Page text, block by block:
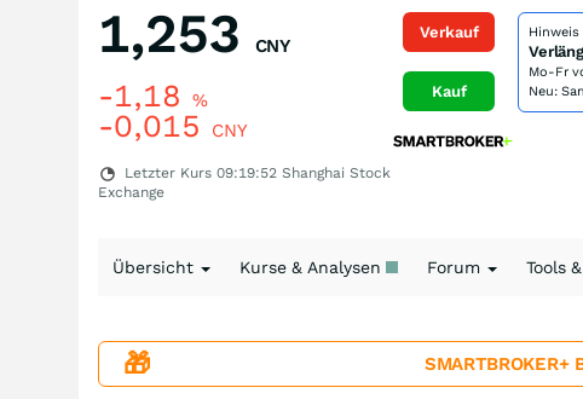
1,253 CNY
-1,18 %
-0,015 CNY
Letzter Kurs 09:19:52 Shanghai Stock
Exchange
Verkauf
Kauf
Hinweis
Mo-Fr
Neu:
Übersicht Kurse & Analysen Forum Tools
🎁